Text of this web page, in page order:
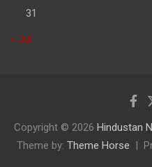
31
« Jul
Copyright © 2026 Hindustan
Theme by: Theme Horse